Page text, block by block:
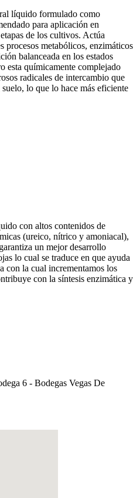
líquido formulado como
para aplicación en
de los cultivos. Actúa
procesos metabólicos, enzimáticos
balanceada en los estados
esta químicamente complejado
radicales de intercambio que
lo que lo hace más eficiente
con altos contenidos de
(ureico, nítrico y amoniacal),
un mejor desarrollo
lo cual se traduce en que ayuda
con la cual incrementamos los
con la síntesis enzimática y
6 - Bodegas Vegas De